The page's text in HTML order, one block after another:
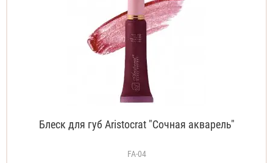
Блеск для губ Aristocrat "Сочная акварель"
FA-04